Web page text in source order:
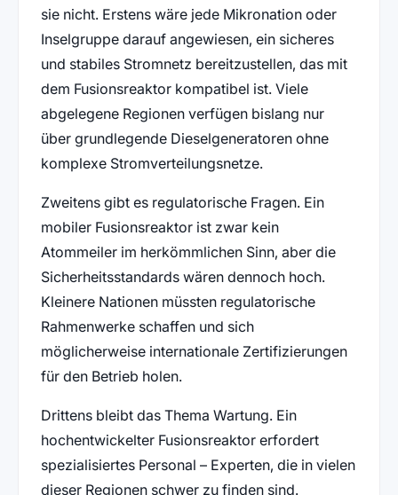
sie nicht. Erstens wäre jede Mikronation oder
Inselgruppe darauf angewiesen, ein sicheres
und stabiles Stromnetz bereitzustellen, das mit
dem Fusionsreaktor kompatibel ist. Viele
abgelegene Regionen verfügen bislang nur
über grundlegende Dieselgeneratoren ohne
komplexe Stromverteilungsnetze.
Zweitens gibt es regulatorische Fragen. Ein
mobiler Fusionsreaktor ist zwar kein
Atommeiler im herkömmlichen Sinn, aber die
Sicherheitsstandards wären dennoch hoch.
Kleinere Nationen müssten regulatorische
Rahmenwerke schaffen und sich
möglicherweise internationale Zertifizierungen
für den Betrieb holen.
Drittens bleibt das Thema Wartung. Ein
hochentwickelter Fusionsreaktor erfordert
spezialisiertes Personal – Experten, die in vielen
dieser Regionen schwer zu finden sind.